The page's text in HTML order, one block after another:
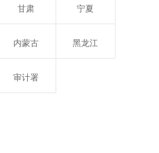
甘肃 宁夏
内蒙古 黑龙江
审计署